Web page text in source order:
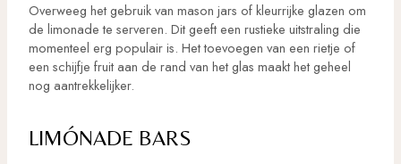
Overweeg het gebruik van mason jars of kleurrijke glazen om
de limonade te serveren. Dit geeft een rustieke uitstraling die
momenteel erg populair is. Het toevoegen van een rietje of
een schijfje fruit aan de rand van het glas maakt het geheel
nog aantrekkelijker.
LIMÓNADE BARS